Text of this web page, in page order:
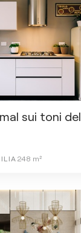
sui toni del
248 m²